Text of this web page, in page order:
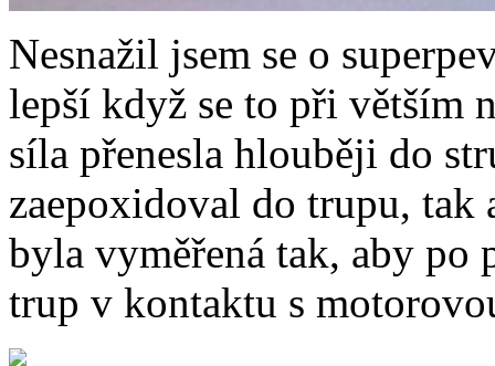
Nesnažil jsem se o
lepší když se to při větším
síla přenesla hlouběji do
zaepoxidoval do trupu, tak
byla vyměřená tak, aby po
trup v kontaktu s